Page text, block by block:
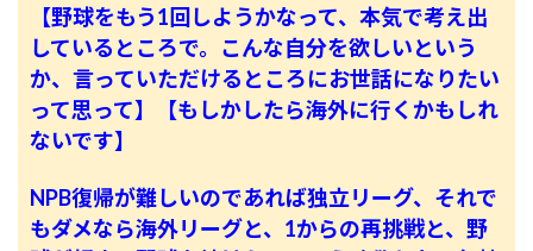
【野球をもう1回しようかなって、本気で考え出
しているところで。こんな自分を欲しいという
か、言っていただけるところにお世話になりたい
って思って】【もしかしたら海外に行くかもしれ
ないです】
NPB復帰が難しいのであれば独立リーグ、それで
もダメなら海外リーグと、1からの再挑戦と、野